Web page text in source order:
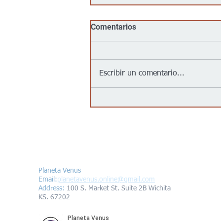
Comentarios
Escribir un comentario...
Planeta Venus
Email:planetavenus.online@gmail.com
Address: 100 S. Market St. Suite 2B Wichita
KS. 67202